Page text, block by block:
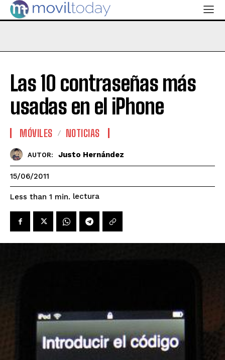
Las 10 contraseñas más
usadas en el iPhone
MÓVILES NOTICIAS
AUTOR: Justo Hernández
15/06/2011
Less than 1 min. lectura